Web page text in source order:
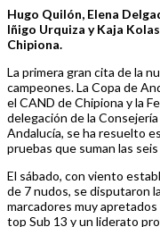
Hugo Quilón, Elena
Iñigo Urquiza y Kaja
Chipiona.
La primera gran cita de la
campeones. La Copa de
el CAND de Chipiona y la
delegación de la
Andalucía, se ha resuelto
pruebas que suman las
El sábado, con viento
de 7 nudos, se disputaron
marcadores muy
top Sub 13 y un liderato